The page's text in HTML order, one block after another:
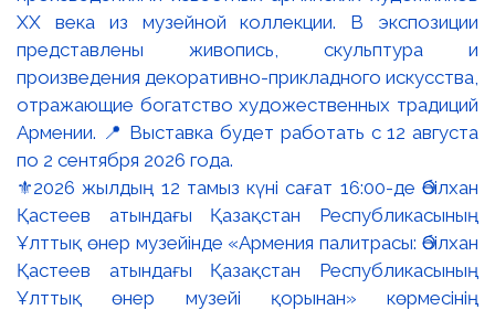
⚜️2026 жылдың 12 тамыз күні сағат 16:00-де Әбілхан
Қастеев атындағы Қазақстан Республикасының
Ұлттық өнер музейінде «Армения палитрасы: Әбілхан
Қастеев атындағы Қазақстан Республикасының
Ұлттық өнер музейі қорынан» көрмесінің